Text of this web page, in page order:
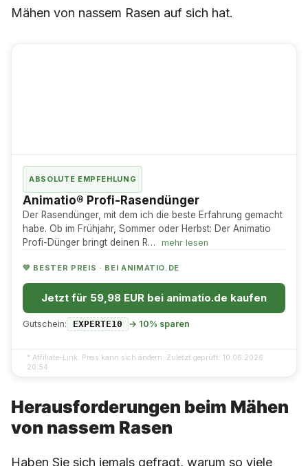
Mähen von nassem Rasen auf sich hat.
ABSOLUTE EMPFEHLUNG
Animatio® Profi-Rasendünger
Der Rasendünger, mit dem ich die beste Erfahrung gemacht
habe. Ob im Frühjahr, Sommer oder Herbst: Der Animatio
Profi-Dünger bringt deinen R…
mehr lesen
💚 BESTER PREIS · BEI ANIMATIO.DE
Jetzt für 59,98 EUR bei animatio.de kaufen
Gutschein: EXPERTE10 → 10% sparen
* Affiliate-Link. Preis kann sich ändern. Zuletzt geprüft: 10.06.2026
20:54
Herausforderungen beim Mähen
von nassem Rasen
Haben Sie sich jemals gefragt, warum so viele